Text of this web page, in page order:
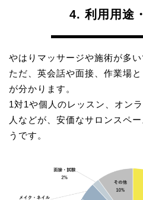
4. 利用用途
やはりマッサージや施術が多い
ただ、英会話や面接、作業場
が分かります。
1対1や個人のレッスン、オン
人などが、安価なサロンスペ
うです。